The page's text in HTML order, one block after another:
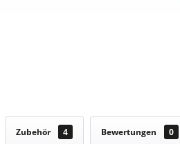
Zubehör 4 Bewertungen 0